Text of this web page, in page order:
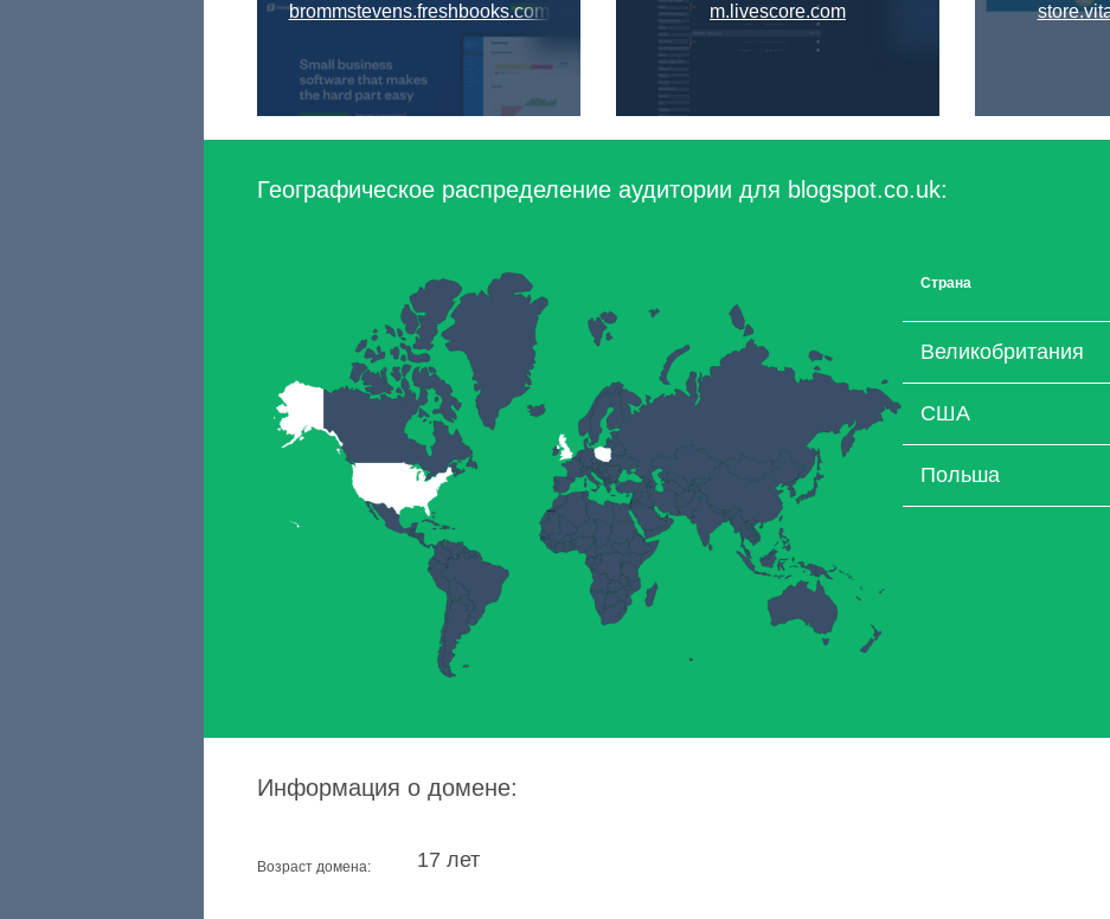
brommstevens.freshbooks.com m.livescore.com
Географическое распределение аудитории для blogspot.co.uk:
Страна
Великобритания
США
Польша
Информация о домене:
Возраст домена: 17 лет